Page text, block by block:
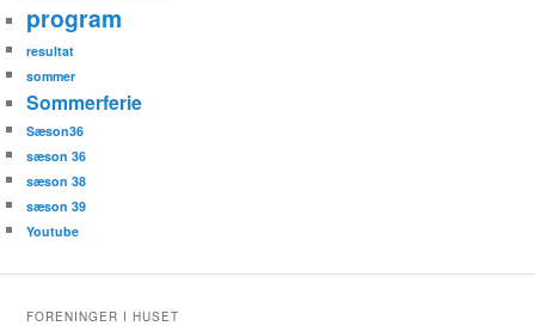
program
resultat
sommer
Sommerferie
Sæson36
sæson 36
sæson 38
sæson 39
Youtube
FORENINGER I HUSET